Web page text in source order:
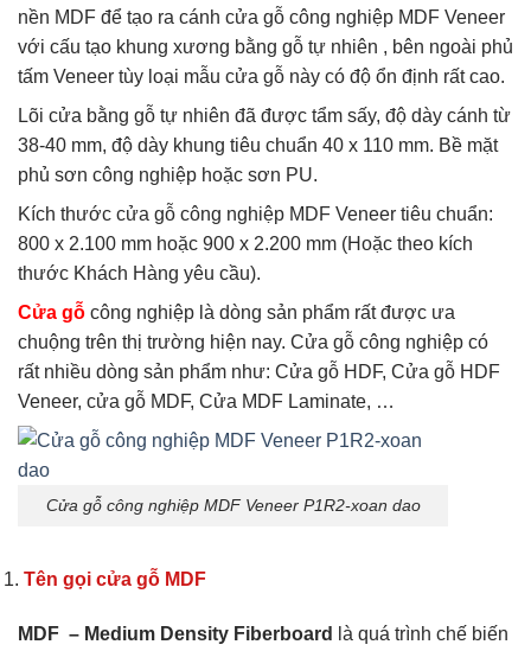
nền MDF để tạo ra cánh cửa gỗ công nghiệp MDF Veneer
với cấu tạo khung xương bằng gỗ tự nhiên , bên ngoài phủ
tấm Veneer tùy loại mẫu cửa gỗ này có độ ổn định rất cao.
Lõi cửa bằng gỗ tự nhiên đã được tẩm sấy, độ dày cánh từ
38-40 mm, độ dày khung tiêu chuẩn 40 x 110 mm. Bề mặt
phủ sơn công nghiệp hoặc sơn PU.
Kích thước cửa gỗ công nghiệp MDF Veneer tiêu chuẩn:
800 x 2.100 mm hoặc 900 x 2.200 mm (Hoặc theo kích
thước Khách Hàng yêu cầu).
Cửa gỗ công nghiệp là dòng sản phẩm rất được ưa
chuộng trên thị trường hiện nay. Cửa gỗ công nghiệp có
rất nhiều dòng sản phẩm như: Cửa gỗ HDF, Cửa gỗ HDF
Veneer, cửa gỗ MDF, Cửa MDF Laminate, …
Cửa gỗ công nghiệp MDF Veneer P1R2-xoan dao
Tên gọi cửa gỗ MDF
MDF – Medium Density Fiberboard
là quá trình chế biến